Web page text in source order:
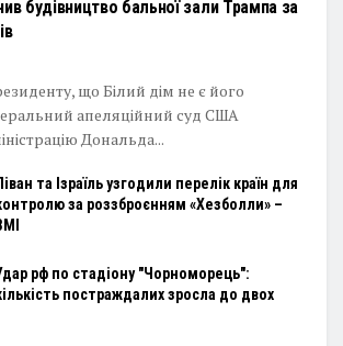
будівництво бальної зали Трампа за
що Білий дім не є його
апеляційний суд США
Дональда...
та Ізраїль узгодили перелік країн для
за роззброєнням «Хезболли» –
рф по стадіону "Чорноморець":
постраждалих зросла до двох